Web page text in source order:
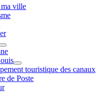
ma ville
touristique des canaux
de Poste